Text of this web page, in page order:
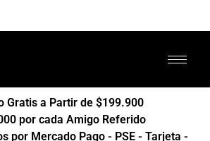
Gratis a Partir de $199.900
por cada Amigo Referido
por Mercado Pago - PSE - Tarjeta -